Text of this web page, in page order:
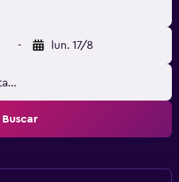
- lun. 17/8
Buscar